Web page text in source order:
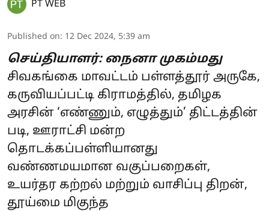
PT WEB
Published on: 12 Dec 2024, 5:39 am
செய்தியாளர்: நைனா முகம்மது
சிவகங்கை மாவட்டம் பள்ளத்தூர் அருகே,
கருவியப்பட்டி கிராமத்தில், தமிழக
அரசின் ‘எண்ணும், எழுத்தும்’ திட்டத்தின்
படி, ஊராட்சி மன்ற
தொடக்கப்பள்ளியானது
வண்ணமயமான வகுப்பறைகள்,
உயர்தர கற்றல் மற்றும் வாசிப்பு திறன்,
தூய்மை மிகுந்த